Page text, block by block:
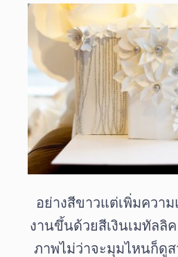
อย่างสีขาวแต่เพิ่มความ
งานขึ้นด้วยสีเงินเมทัลลิค
ภาพไม่ว่าจะมุมไหนก็ดูส